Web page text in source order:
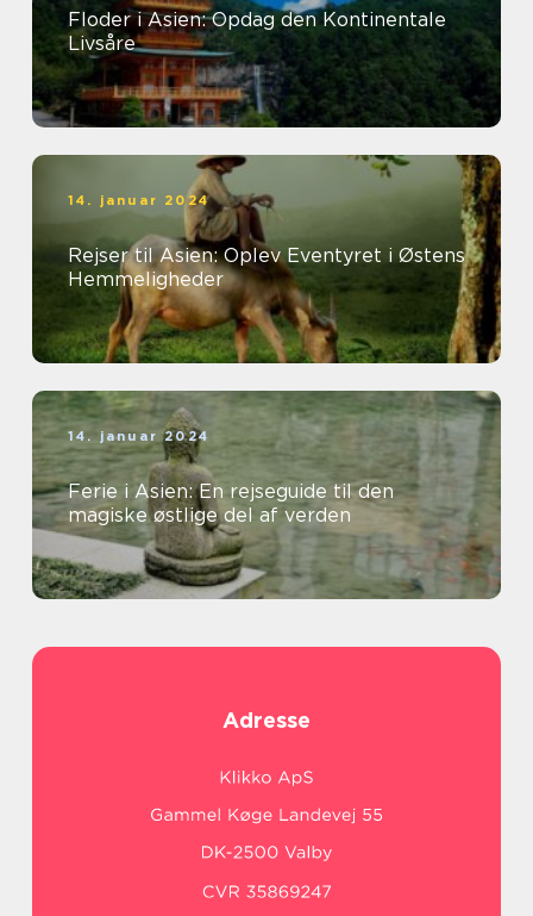
Floder i Asien: Opdag den Kontinentale
Livsåre
14. januar 2024
Rejser til Asien: Oplev Eventyret i Østens
Hemmeligheder
14. januar 2024
Ferie i Asien: En rejseguide til den
magiske østlige del af verden
Adresse